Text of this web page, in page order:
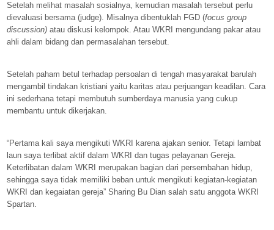
Setelah melihat masalah sosialnya, kemudian masalah tersebut perlu
dievaluasi bersama (judge). Misalnya dibentuklah FGD (focus group
discussion) atau diskusi kelompok. Atau WKRI mengundang pakar atau
ahli dalam bidang dan permasalahan tersebut.
Setelah paham betul terhadap persoalan di tengah masyarakat barulah
mengambil tindakan kristiani yaitu karitas atau perjuangan keadilan. Cara
ini sederhana tetapi membutuh sumberdaya manusia yang cukup
membantu untuk dikerjakan.
“Pertama kali saya mengikuti WKRI karena ajakan senior. Tetapi lambat
laun saya terlibat aktif dalam WKRI dan tugas pelayanan Gereja.
Keterlibatan dalam WKRI merupakan bagian dari persembahan hidup,
sehingga saya tidak memiliki beban untuk mengikuti kegiatan-kegiatan
WKRI dan kegaiatan gereja” Sharing Bu Dian salah satu anggota WKRI
Spartan.